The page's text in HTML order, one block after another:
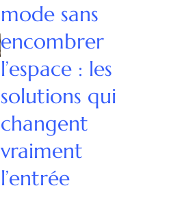
mode sans
encombrer
l’espace : les
solutions qui
changent
vraiment
l’entrée